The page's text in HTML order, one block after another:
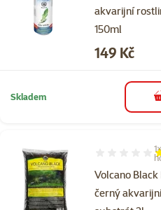
akvarijní
150ml
Cena
149 Kč
Skladem
Volcano Black
černý
Hodnocení
1×